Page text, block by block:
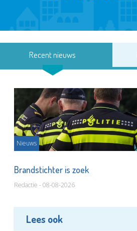
Recent nieuws
Nieuws
Brandstichter is zoek
Redactie - 08-08-2026
Lees ook